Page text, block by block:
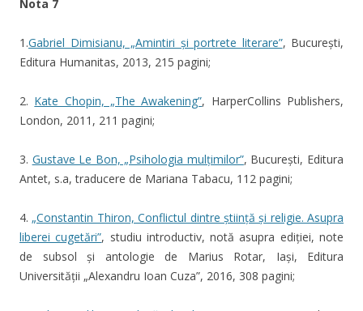
Nota 7
1.Gabriel Dimisianu, „Amintiri și portrete literare”, București,
Editura Humanitas, 2013, 215 pagini;
2. Kate Chopin, „The Awakening”, HarperCollins Publishers,
London, 2011, 211 pagini;
3. Gustave Le Bon, „Psihologia mulțimilor”, București, Editura
Antet, s.a, traducere de Mariana Tabacu, 112 pagini;
4. „Constantin Thiron, Conflictul dintre știință și religie. Asupra
liberei cugetări”, studiu introductiv, notă asupra ediției, note
de subsol și antologie de Marius Rotar, Iași, Editura
Universității „Alexandru Ioan Cuza”, 2016, 308 pagini;